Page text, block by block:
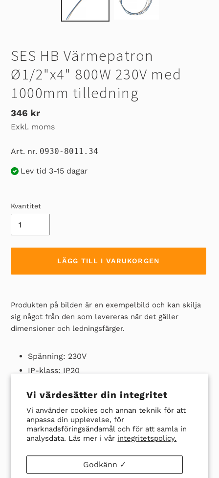
Vi värdesätter din integritet
Vi använder cookies och annan teknik för att
anpassa din upplevelse, för
marknadsföringsändamål och för att samla in
analysdata. Läs mer i vår integritetspolicy.
Godkänn ✓
SES HB Värmepatron
Ø1/2"x4" 800W 230V med
1000mm tilledning
Ordinarie
pris
346 kr
Exkl. moms
Art. nr. 0930-8011.34
Lev tid 3-15 dagar
Kvantitet
LÄGG TILL I VARUKORGEN
till
produkten
Produkten på bilden är en exempelbild och kan skilja
sig något från den som levereras när det gäller
dimensioner och ledningsfärger.
Spänning: 230V
IP-klass: IP20
Ladda ner datablad här
TWITTRA TWITTRA